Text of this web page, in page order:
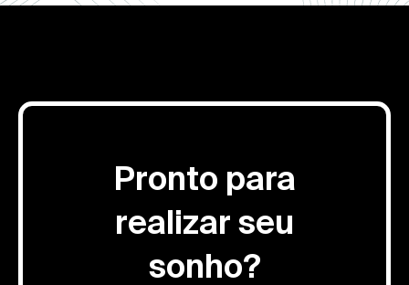
Pronto para
realizar seu
sonho?